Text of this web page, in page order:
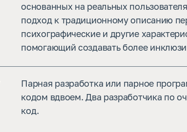
основанных на реальных
подход к традиционному описанию
психографические и другие
помогающий создавать более
Парная разработка или парное
кодом вдвоем. Два разработчика по
код.